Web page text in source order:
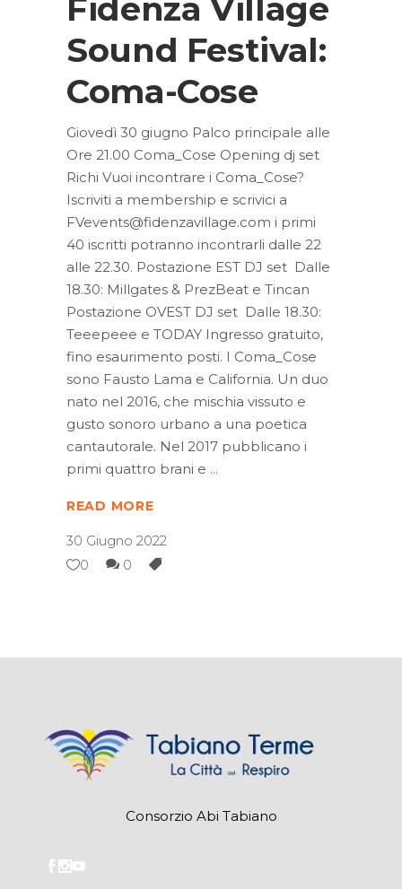
Fidenza Village
Sound Festival:
Coma-Cose
Giovedì 30 giugno Palco principale alle
Ore 21.00 Coma_Cose Opening dj set
Richi Vuoi incontrare i Coma_Cose?
Iscriviti a membership e scrivici a
FVevents@fidenzavillage.com i primi
40 iscritti potranno incontrarli dalle 22
alle 22.30. Postazione EST DJ set Dalle
18.30: Millgates & PrezBeat e Tincan
Postazione OVEST DJ set Dalle 18.30:
Teeepeee e TODAY Ingresso gratuito,
fino esaurimento posti. I Coma_Cose
sono Fausto Lama e California. Un duo
nato nel 2016, che mischia vissuto e
gusto sonoro urbano a una poetica
cantautorale. Nel 2017 pubblicano i
primi quattro brani e
READ MORE
30 Giugno 2022
0
0
Consorzio Abi Tabiano